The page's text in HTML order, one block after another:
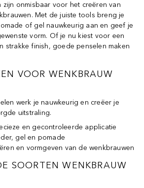
zijn onmisbaar voor het creëren van
Met de juiste tools breng je
of gel nauwkeurig aan en geef je
vorm. Of je nu kiest voor een
strakke finish, goede penselen maken
VOOR WENKBRAUW
werk je nauwkeurig en creëer je
uitstraling.
en gecontroleerde applicatie
gel en pomade
en vormgeven van de wenkbrauwen
SOORTEN WENKBRAUW